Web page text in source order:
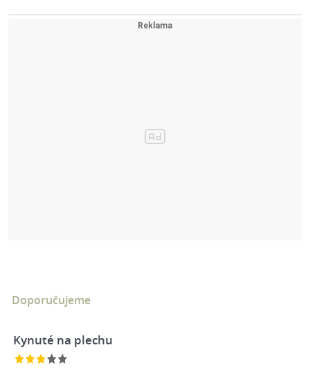
Doporučujeme
Kynuté na plechu